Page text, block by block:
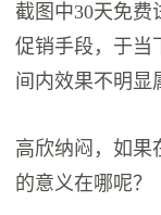
截图中30天免费
促销手段，于当
间内效果不明显
高欣纳闷，如果
的意义在哪呢？